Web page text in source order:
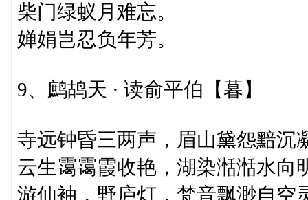
柴门绿蚁月难忘。
婵娟岂忍负年芳。
9、鹧鸪天 · 读俞平伯【暮】
寺远钟昏三两声，眉山黛怨黯沉
云生霭霭霞收艳，湖染湉湉水向
游仙袖，野庐灯，梵音飘渺自空